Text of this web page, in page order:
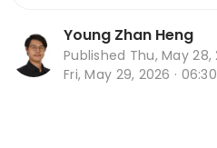
Young Zhan Heng
Published Thu, May 28,
Fri, May 29, 2026 ·